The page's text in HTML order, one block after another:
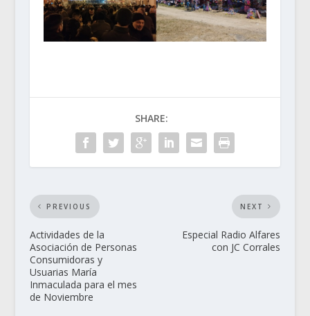
SHARE:
PREVIOUS
Actividades de la
Asociación de Personas
Consumidoras y
Usuarias María
Inmaculada para el mes
de Noviembre
NEXT
Especial Radio Alfares
con JC Corrales